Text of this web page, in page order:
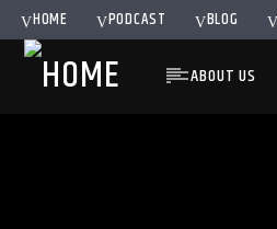
HOME PODCAST BLOG
ABOUT US